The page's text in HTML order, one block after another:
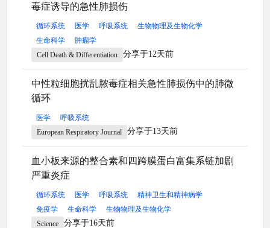
毒症诱导的急性肺损伤
循环系统 医学 呼吸系统
生物物理及生物化学
生命科学
肿瘤学
Cell Death & Differentiation
分享于12天前
中性粒细胞扰乱脓毒症相关急性肺损伤中的肺微
循环
医学
呼吸系统
European Respiratory Journal
分享于13天前
血小板来源的整合素和四跨膜蛋白富集系链加剧
严重炎症
循环系统 医学 呼吸系统
精神卫生和精神病学
免疫学
生命科学
生物物理及生物化学
Science
分享于16天前